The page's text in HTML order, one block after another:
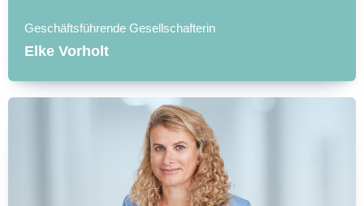
Geschäftsführende Gesellschafterin
Elke Vorholt